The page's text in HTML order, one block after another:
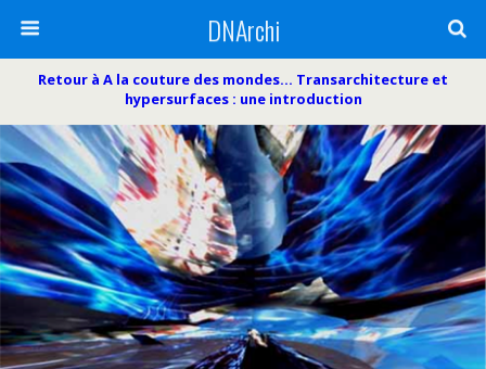
DNArchi
Retour à A la couture des mondes… Transarchitecture et
hypersurfaces : une introduction